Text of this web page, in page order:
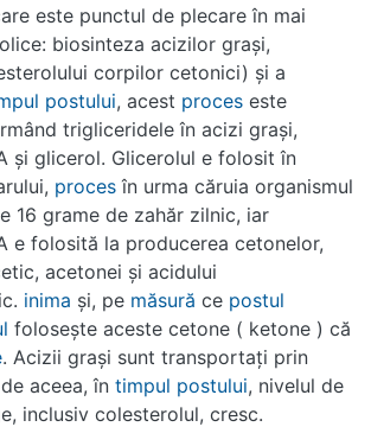
este punctul de plecare în mai
biosinteza acizilor graşi,
corpilor cetonici) şi a
postului, acest proces este
trigliceridele în acizi graşi,
şi glicerol. Glicerolul e folosit în
proces în urma căruia organismul
16 grame de zahăr zilnic, iar
e folosită la producerea cetonelor,
acetonei şi acidului
inima şi, pe măsură ce postul
foloseşte aceste cetone ( ketone ) că
. Acizii graşi sunt transportaţi prin
aceea, în timpul postului, nivelul de
inclusiv colesterolul, cresc.